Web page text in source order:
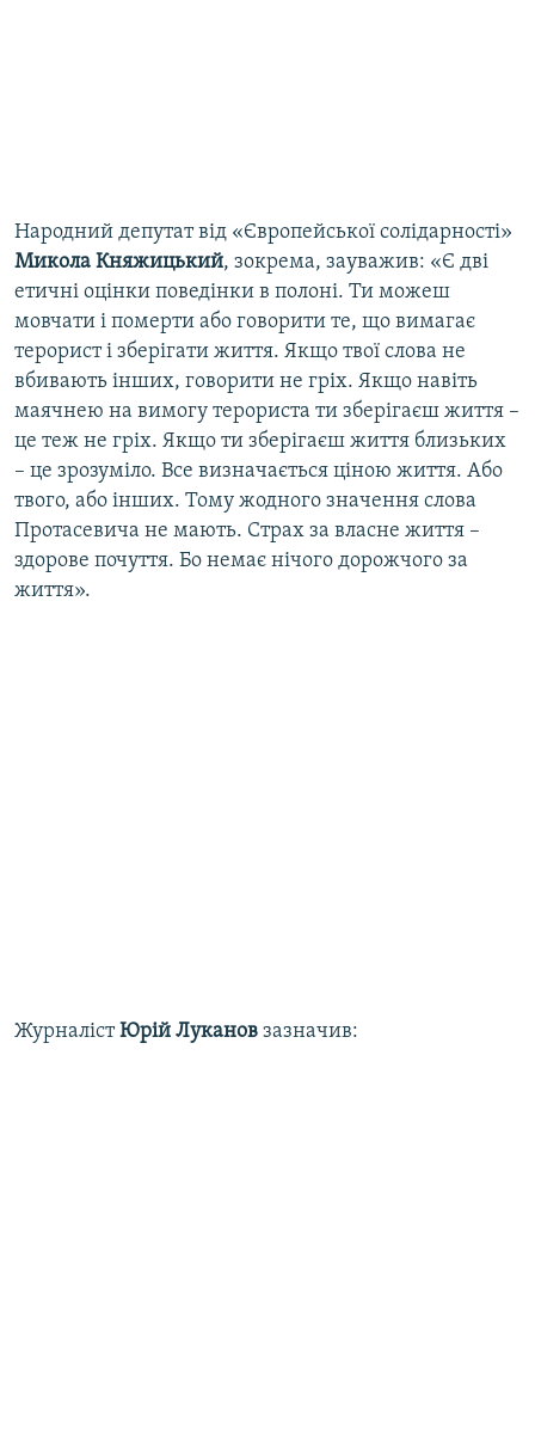
Народний депутат від «Європейської солідарності»
Микола Княжицький, зокрема, зауважив: «Є дві
етичні оцінки поведінки в полоні. Ти можеш
мовчати і померти або говорити те, що вимагає
терорист і зберігати життя. Якщо твої слова не
вбивають інших, говорити не гріх. Якщо навіть
маячнею на вимогу терориста ти зберігаєш життя –
це теж не гріх. Якщо ти зберігаєш життя близьких
– це зрозуміло. Все визначається ціною життя. Або
твого, або інших. Тому жодного значення слова
Протасевича не мають. Страх за власне життя –
здорове почуття. Бо немає нічого дорожчого за
життя».
ЖурналістЮрій Луканов зазначив: